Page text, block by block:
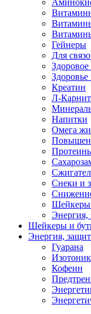
Гейнеры
Для
Здоровье
Креатин
Л-
Напитки
Омега
Снеки и
Шейкеры
Энергия,
Шейкеры и
Энергия,
Гуарана
Кофеин